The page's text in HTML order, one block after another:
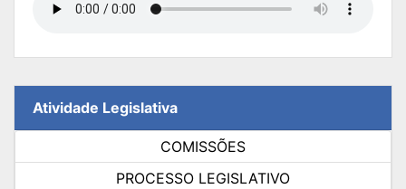
Atividade Legislativa
COMISSÕES
PROCESSO LEGISLATIVO